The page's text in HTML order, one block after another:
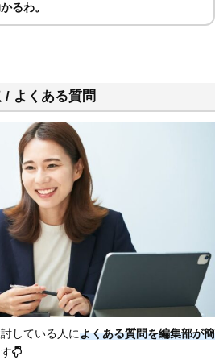
るわ。
/ よくある質問
している人によくある質問を編集部が簡